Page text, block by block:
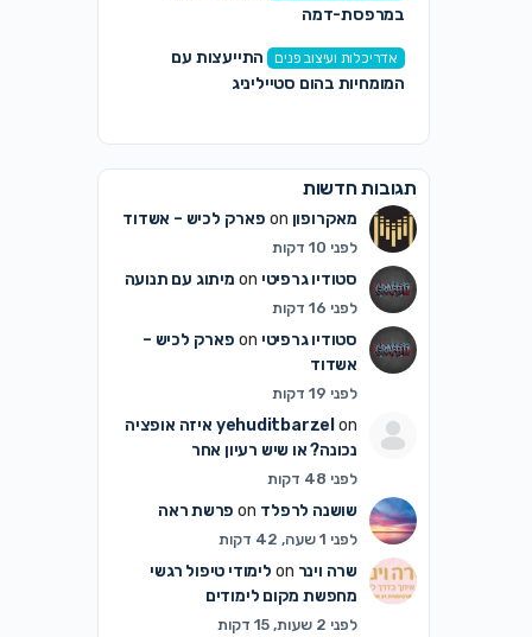
במרפסת-דמה
אדריכלות ועיצוב פנים
התייעצות עם
המומחיות בהום סטייליניג
תגובות חדשות
מאקרופון פארק לכיש – אשדוד
לפני 10 דקות
סטודיו גרפיטי מיתוג עם תנועה
לפני 16 דקות
סטודיו גרפיטי
פארק לכיש –
אשדוד
לפני 19 דקות
yehuditbarzel on
איזה אופציה
נכונה? או שיש רעיון אחר
לפני 48 דקות
שושנה לרפלד פרשת ראה
לפני 1 שעה, 42 דקות
שרה וינר
לימודי טיפול רגשי
מחפשת מקום לימודים
לפני 2 שעות, 15 דקות